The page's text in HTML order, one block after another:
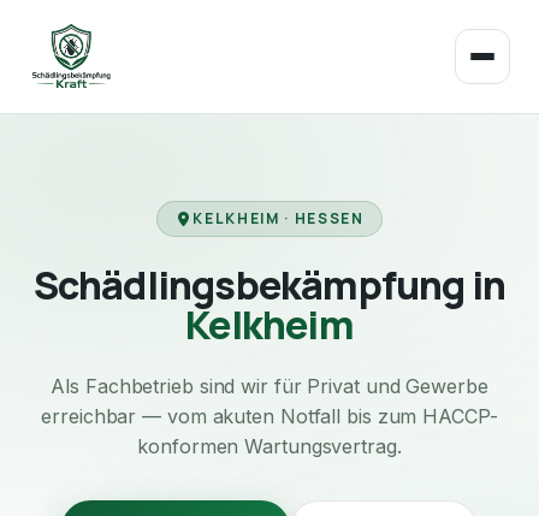
KELKHEIM · HESSEN
Schädlingsbekämpfung in
Kelkheim
Als Fachbetrieb sind wir für Privat und Gewerbe
erreichbar — vom akuten Notfall bis zum HACCP-
konformen Wartungsvertrag.